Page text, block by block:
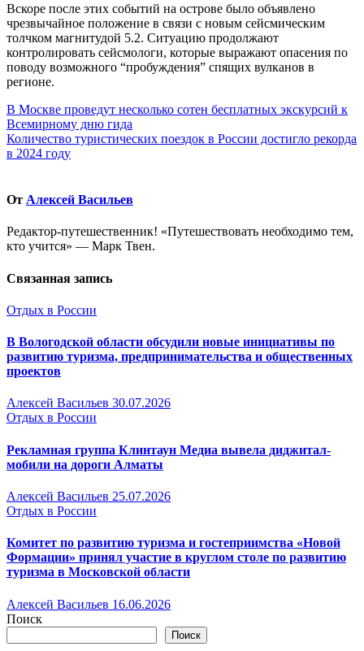
Вскоре после этих событий на острове было объявлено
чрезвычайное положение в связи с новым сейсмическим
толчком магнитудой 5.2. Ситуацию продолжают
контролировать сейсмологи, которые выражают опасения по
поводу возможного “пробуждения” спящих вулканов в
регионе.
Навигация
по
записям
В Москве проведут несколько сотен бесплатных экскурсий к
Всемирному дню гида
Количество туристических поездок в России достигло рекорда
в 2024 году
От Алексей Васильев
Редактор-путешественник! «Путешествовать необходимо тем,
кто учится» — Марк Твен.
Связанная запись
Отдых в России
В Вологодской области обсудили новые инициативы по
развитию туризма, предпринимательства и общественных
проектов
Алексей Васильев 30.07.2026
Отдых в России
Рекламная группа Клинтаун Медиа вывела диджитал-
мобили на дороги Алматы
Алексей Васильев 25.07.2026
Отдых в России
Комитет по развитию туризма и гостеприимства «Новой
Формации» принял участие в круглом столе по развитию
туризма в Московской области
Алексей Васильев 16.06.2026
Поиск
Поиск